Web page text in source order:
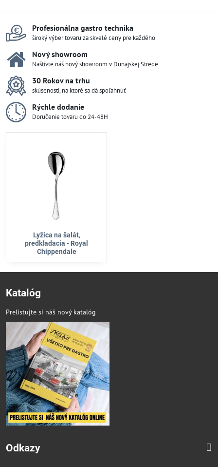
Profesionálna gastro technika
široký výber tovaru za skvelé ceny pre každého
Nový showroom
Naštívte náš nový showroom v Dunajskej Strede
30 Rokov na trhu
skúsenosti, na ktoré sa dá spoľahnúť
Rýchle dodanie
Doručenie tovaru do 24-48H
Lyžica na šalát,
predkladacia - Royal
Chippendale
Katalóg
Prelistujte si náš nový katalóg
Odkazy